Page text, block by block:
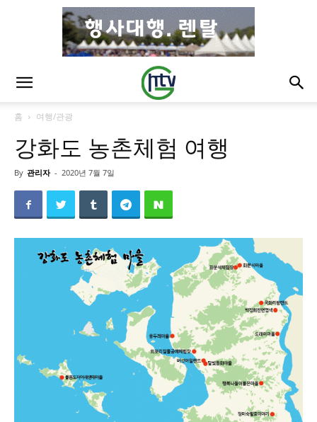
홈 여행/관광
강화도 농촌체험 여행
By 관리자 - 2020년 7월 7일